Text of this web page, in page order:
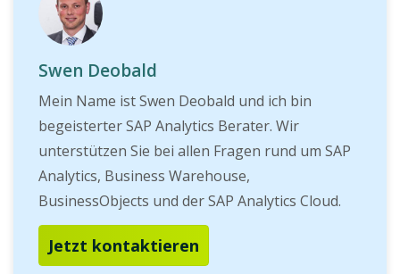
Swen Deobald
Mein Name ist Swen Deobald und ich bin
begeisterter SAP Analytics Berater. Wir
unterstützen Sie bei allen Fragen rund um SAP
Analytics, Business Warehouse,
BusinessObjects und der SAP Analytics Cloud.
Jetzt kontaktieren